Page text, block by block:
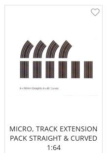
MICRO, TRACK EXTENSION
PACK STRAIGHT & CURVED
1:64